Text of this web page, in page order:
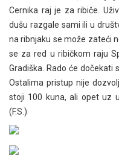
Cernika raj je za ribiče.
dušu razgale sami ili u
na ribnjaku se može zateći
se za red u ribičkom raju
Gradiška. Rado će dočekati
Ostalima pristup nije
stoji 100 kuna, ali opet uz
(F.S.)